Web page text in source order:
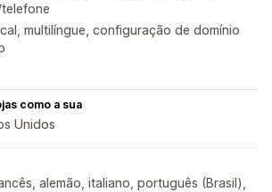
multilíngue, configuração de domínio
como a sua
Unidos
alemão, italiano, português (Brasil),